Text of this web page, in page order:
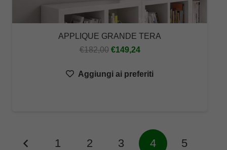
APPLIQUE GRANDE TERA
€182,00 Il
originale
€149,24Il
attuale
Aggiungi ai preferiti
1 2 3 4 5